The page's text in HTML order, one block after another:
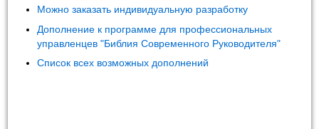
Можно заказать индивидуальную разработку
Дополнение к программе для профессиональных
управленцев "Библия Современного Руководителя"
Список всех возможных дополнений